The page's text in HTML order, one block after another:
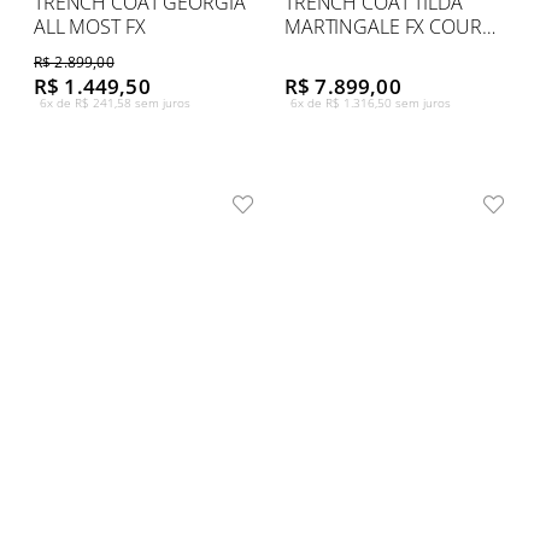
ALL MOST FX
R$ 2.899,00
R$ 1.449,50
6x de R$ 241,58 sem juros
MARTINGALE FX COURO
R$ 7.899,00
6x de R$ 1.316,50 sem juros